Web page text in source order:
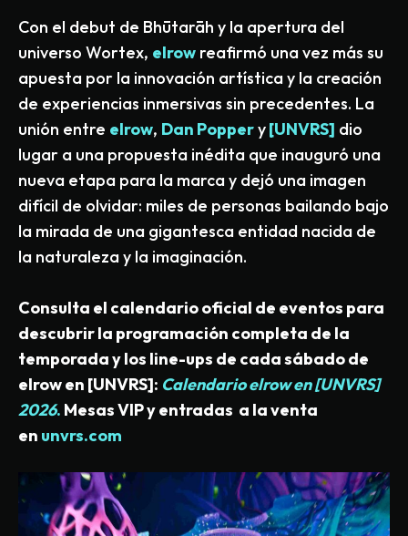
Con el debut de Bhūtarāh y la apertura del
universo Wortex, elrow reafirmó una vez más su
apuesta por la innovación artística y la creación
de experiencias inmersivas sin precedentes. La
unión entre elrow, Dan Poppery[UNVRS] dio
lugar a una propuesta inédita que inauguró una
nueva etapa para la marca y dejó una imagen
difícil de olvidar: miles de personas bailando bajo
la mirada de una gigantesca entidad nacida de
la naturaleza y la imaginación.
Consulta el calendario oficial de eventos para
descubrir la programación completa de la
temporada y los line-ups de cada sábado de
elrow en [UNVRS]: Calendario elrow en [UNVRS]
2026. Mesas VIP y entradas a la venta
en unvrs.com